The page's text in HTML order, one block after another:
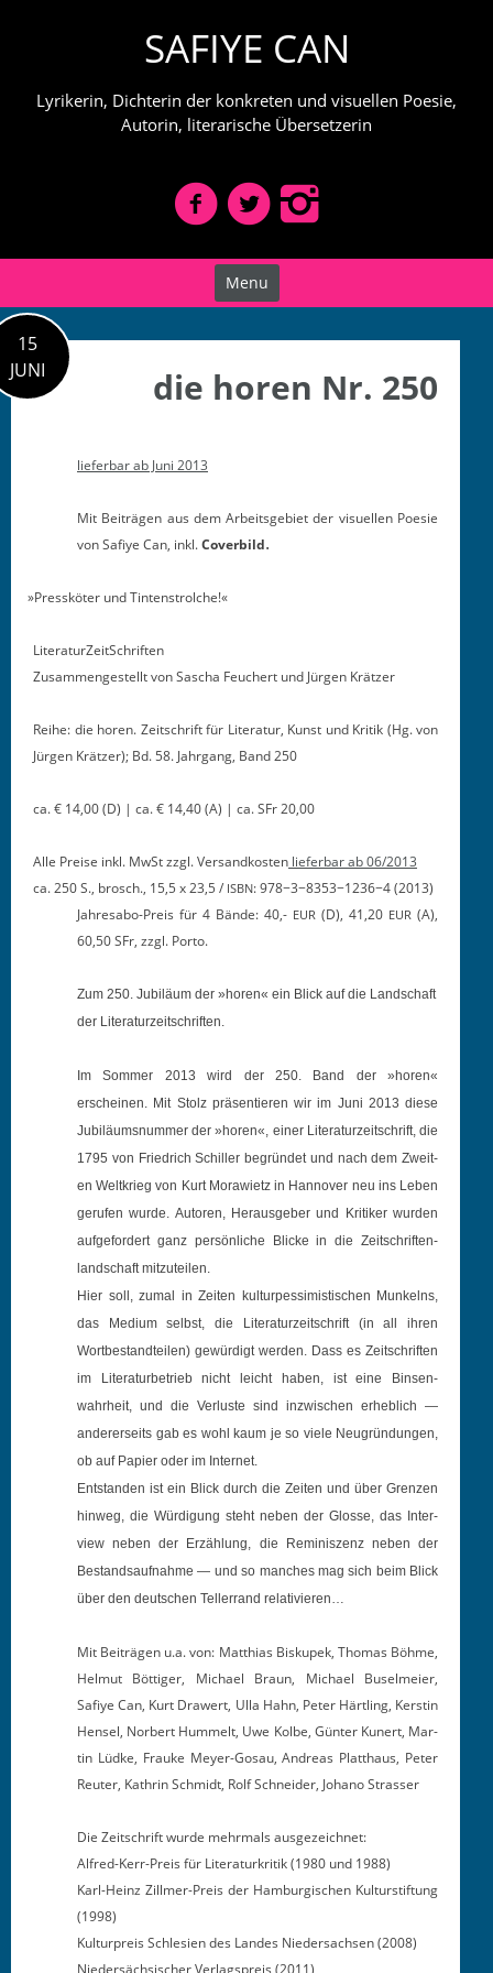
SAFIYE CAN
Lyrikerin, Dichterin der konkreten und visuellen Poesie,
Autorin, literarische Übersetzerin
Menu
15
JUNI
die horen Nr. 250
liefer­bar ab Juni 2013
Mit Beiträ­gen aus dem Arbeits­ge­bi­et der visuellen Poe­sie
von Safiye Can, inkl.Cover­bild.
»Pressköter und Tintenstrolche!«
Lit­er­aturZeitSchriften
Zusam­mengestellt von Sascha Feuchert und Jür­gen Krätzer
Rei­he: die horen. Zeitschrift für Lit­er­atur, Kun­st und Kri­tik (Hg. von
Jür­gen Krätzer); Bd. 58. Jahrgang, Band 250
ca. € 14,00 (D) | ca. € 14,40 (A) | ca. SFr 20,00
Alle Preise inkl. MwSt zzgl. Ver­sand­kosten liefer­bar ab 06/2013
ca. 250 S., brosch., 15,5 x 23,5 / ISBN: 978−3−8353−1236−4 (2013)
Jahresabo-Preis für 4 Bände: 40,- EUR (D), 41,20 EUR (A),
60,50 SFr, zzgl. Porto.
Zum 250. Jubiläum der »horen« ein Blick auf die Land­schaft
der Literaturzeitschriften.
Im Som­mer 2013 wird der 250. Band der »horen«
erscheinen. Mit Stolz präsen­tieren wir im Juni 2013 diese
Jubiläum­snum­mer der »horen«, ein­er Lit­er­aturzeitschrift, die
1795 von Friedrich Schiller begrün­det und nach dem Zweit­
en Weltkrieg von Kurt Moraw­i­etz in Han­nover neu ins Leben
gerufen wurde. Autoren, Her­aus­ge­ber und Kri­tik­er wur­den
aufge­fordert ganz per­sön­liche Blicke in die Zeitschriften­
land­schaft mitzuteilen.
Hier soll, zumal in Zeit­en kul­turpes­simistis­chen Munkelns,
das Medi­um selb­st, die Lit­er­aturzeitschrift (in all ihren
Wortbe­standteilen) gewürdigt wer­den. Dass es Zeitschriften
im Lit­er­aturbe­trieb nicht leicht haben, ist eine Bin­sen­
wahrheit, und die Ver­luste sind inzwis­chen erhe­blich —
ander­er­seits gab es wohl kaum je so viele Neu­grün­dun­gen,
ob auf Papi­er oder im Internet.
Ent­standen ist ein Blick durch die Zeit­en und über Gren­zen
hin­weg, die Würdi­gung ste­ht neben der Glosse, das Inter­
view neben der Erzäh­lung, die Rem­i­niszenz neben der
Bestand­sauf­nahme — und so manch­es mag sich beim Blick
über den deutschen Teller­rand relativieren…
Mit Beiträ­gen u.a. von: Matthias Bisku­pek, Thomas Böhme,
Hel­mut Böt­tiger, Michael Braun, Michael Buselmeier,
Safiye Can, Kurt Draw­ert, Ulla Hahn, Peter Härtling, Ker­stin
Hensel, Nor­bert Hum­melt, Uwe Kolbe, Gün­ter Kunert, Mar­
tin Lüd­ke, Frauke Mey­er-Gosau, Andreas Platthaus, Peter
Reuter, Kathrin Schmidt, Rolf Schnei­der, Johano Strasser
Die Zeitschrift wurde mehrmals ausgezeichnet:
Alfred-Kerr-Preis für Lit­er­aturkri­tik (1980 und 1988)
Karl-Heinz Zillmer-Preis der Ham­bur­gis­chen Kul­turs­tiftung
(1998)
Kul­tur­preis Schle­sien des Lan­des Nieder­sach­sen (2008)
Nieder­säch­sis­ch­er Ver­lagspreis (2011)